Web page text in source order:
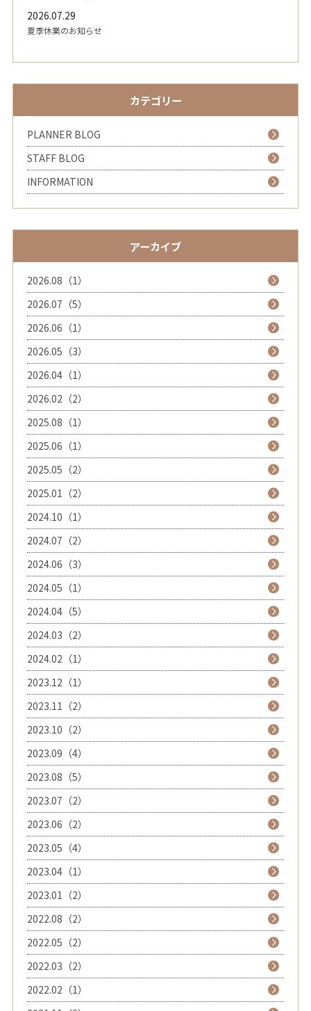
2026.07.29
夏季休業のお知らせ
カテゴリー
PLANNER BLOG
STAFF BLOG
INFORMATION
アーカイブ
2026.08（1）
2026.07（5）
2026.06（1）
2026.05（3）
2026.04（1）
2026.02（2）
2025.08（1）
2025.06（1）
2025.05（2）
2025.01（2）
2024.10（1）
2024.07（2）
2024.06（3）
2024.05（1）
2024.04（5）
2024.03（2）
2024.02（1）
2023.12（1）
2023.11（2）
2023.10（2）
2023.09（4）
2023.08（5）
2023.07（2）
2023.06（2）
2023.05（4）
2023.04（1）
2023.01（2）
2022.08（2）
2022.05（2）
2022.03（2）
2022.02（1）